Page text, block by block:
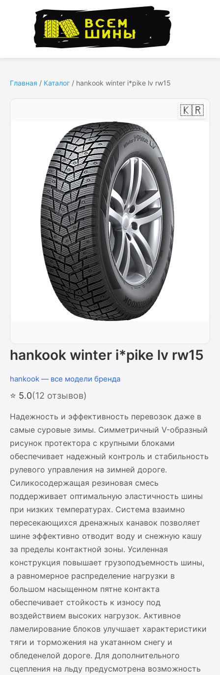
Главная / Каталог / hankook winter i*pike lv rw15
🇰🇷
hankook winter i*pike lv rw15
hankook — все модели бренда
⭐ 5.0(12 отзывов)
Надежность и эффективность перевозок даже в
самые суровые зимы. Симметричный V-образный
рисунок протектора с крупными блоками
обеспечивает надежный контроль и стабильность
рулевого управления на зимней дороге.
Силикосодержащая резиновая смесь
поддерживает оптимальную эластичность шины
при низких температурах. Система взаимно
пересекающихся дренажных канавок позволяет
шине эффективно отводит воду и снежную кашу
за пределы контактной зоны. Усиленная
конструкция повышает грузоподъемность шины,
а равномерное распределение нагрузки в
большом насыщенном пятне контакта
обеспечивает стойкость к износу под
воздействием высоких нагрузок. Активное
ламелирование блоков улучшает характеристики
тяги и торможения на укатанном снегу и
обледенелой дороге. Для дополнительного
сцепления на льду предусмотрена возможность